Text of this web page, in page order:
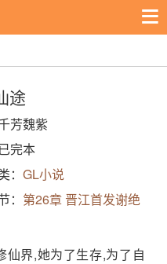
途
芳魏紫
完本
： GL小说
： 第26章 晋江首发谢绝
仙界,她为了生存,为了自